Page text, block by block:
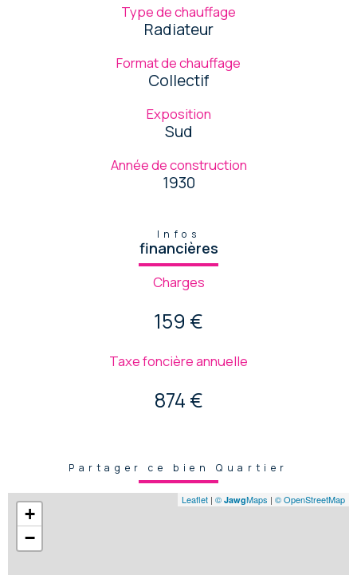
Type de chauffage
Radiateur
Format de chauffage
Collectif
Exposition
Sud
Année de construction
1930
Infos
financières
Charges
159 €
Taxe foncière annuelle
874 €
Partager ce bien Quartier
+
−
Leaflet | © JawgMaps | © OpenStreetMap